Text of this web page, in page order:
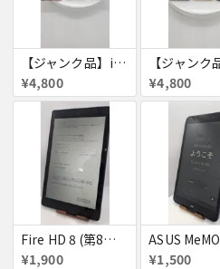
【ジャンク品】iPhone6s ３台セット
¥4,800
¥4,800
Fire HD 8 (第8世代)
¥1,900
¥1,500